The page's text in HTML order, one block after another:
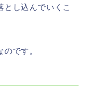
し込んでいくこ
です。